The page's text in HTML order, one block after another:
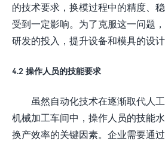
的技术要求，换模过程中的精度、
受到一定影响。为了克服这一问题
研发的投入，提升设备和模具的设计
4.2 操作人员的技能要求
虽然自动化技术在逐渐取代人
机械加工车间中，操作人员的技能
换产效率的关键因素。企业需要通